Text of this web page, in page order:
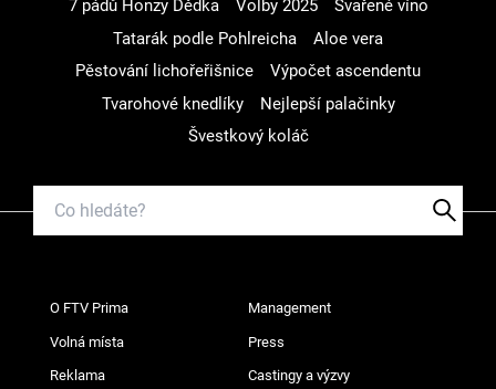
7 pádů Honzy Dědka
Volby 2025
Svařené víno
Tatarák podle Pohlreicha
Aloe vera
Pěstování lichořeřišnice
Výpočet ascendentu
Tvarohové knedlíky
Nejlepší palačinky
Švestkový koláč
O FTV Prima Management
Volná místa Press
Reklama Castingy a výzvy